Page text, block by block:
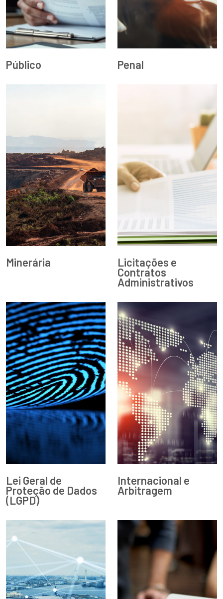
Público Penal
Minerária Licitações e
Contratos
Administrativos
Lei Geral de
Proteção de Dados
(LGPD)
Internacional e
Arbitragem